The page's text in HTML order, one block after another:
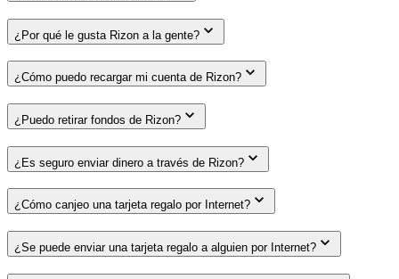
¿Por qué le gusta Rizon a la gente?
¿Cómo puedo recargar mi cuenta de Rizon?
¿Puedo retirar fondos de Rizon?
¿Es seguro enviar dinero a través de Rizon?
¿Cómo canjeo una tarjeta regalo por Internet?
¿Se puede enviar una tarjeta regalo a alguien por Internet?